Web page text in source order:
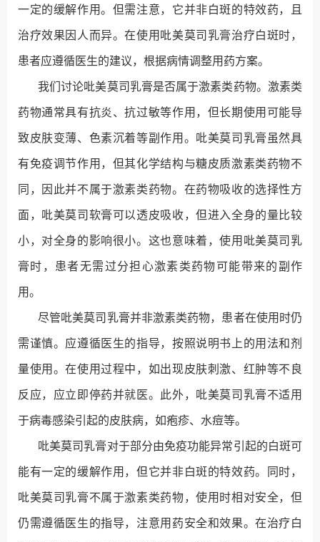
一定的缓解作用。但需注意，它并非白斑的特效药，且
治疗效果因人而异。在使用吡美莫司乳膏治疗白斑时，
患者应遵循医生的建议，根据病情调整用药方案。
我们讨论吡美莫司乳膏是否属于激素类药物。激素类
药物通常具有抗炎、抗过敏等作用，但长期使用可能导
致皮肤变薄、色素沉着等副作用。吡美莫司乳膏虽然具
有免疫调节作用，但其化学结构与糖皮质激素类药物不
同，因此并不属于激素类药物。在药物吸收的选择性方
面，吡美莫司软膏可以透皮吸收，但进入全身的量比较
小，对全身的影响很小。这也意味着，使用吡美莫司乳
膏时，患者无需过分担心激素类药物可能带来的副作
用。
尽管吡美莫司乳膏并非激素类药物，患者在使用时仍
需谨慎。应遵循医生的指导，按照说明书上的用法和剂
量使用。在使用过程中，如出现皮肤刺激、红肿等不良
反应，应立即停药并就医。此外，吡美莫司乳膏不适用
于病毒感染引起的皮肤病，如疱疹、水痘等。
吡美莫司乳膏对于部分由免疫功能异常引起的白斑可
能有一定的缓解作用，但它并非白斑的特效药。同时，
吡美莫司乳膏不属于激素类药物，使用时相对安全，但
仍需遵循医生的指导，注意用药安全和效果。在治疗白